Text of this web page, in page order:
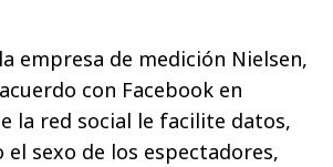
empresa de medición Nielsen,
con Facebook en
la red social le facilite datos,
el sexo de los espectadores,